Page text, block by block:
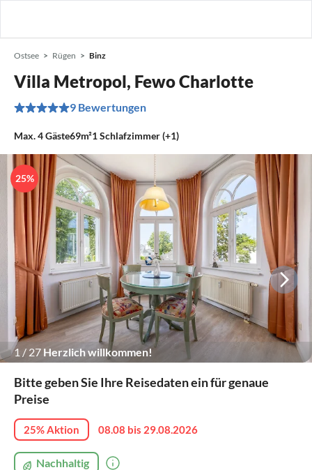
Ostsee Rügen Binz
Villa Metropol, Fewo Charlotte
9 Bewertungen
Max.4Gäste69m²1Schlafzimmer (+1)
1 / 27 Herzlich willkommen!
25%
Bitte geben Sie Ihre Reisedaten ein für genaue
Preise
25% Aktion 08.08 bis 29.08.2026
Nachhaltig